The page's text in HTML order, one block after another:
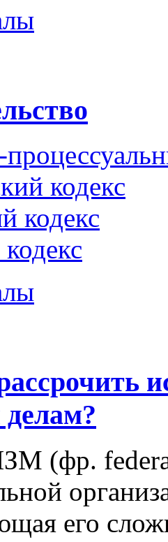
кодекс
кодекс
(фр.
его